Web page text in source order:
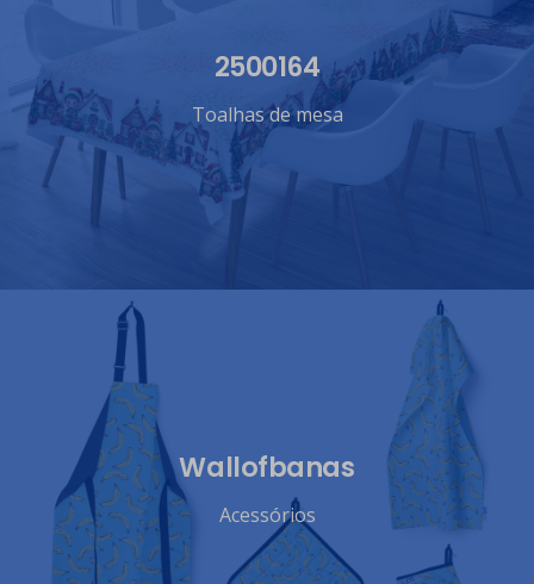
2500164
Toalhas de mesa
Wallofbanas
Acessórios